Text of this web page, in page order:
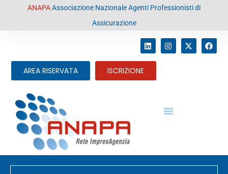
contenutoANAPAAssociazione Nazionale Agenti Professionisti di
Assicurazione
AREA RISERVATA ISCRIZIONE